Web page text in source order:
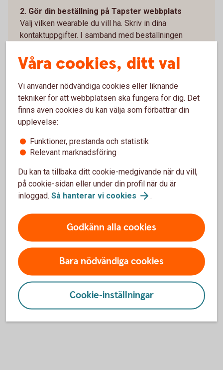
2. Gör din beställning på Tapster webbplats
Välj vilken wearable du vill ha. Skriv in dina
kontaktuppgifter. I samband med beställningen
Tapster - Revolution of payments
(gotapster.com)
3. När du har fått hem din wearable – Installera
appen Tapster
Ladda ned appen från Google Play eller AppStore.
Följ instruktionerna i appen Tapster: Contactless
wearables.
4. Koppla ihop Tapster-appen med din wearable
Följ instruktionerna i Tapster-appen: Contactless
wearables.
5. Identifiera dig i Tapster-appen
Slutför anslutningen genom att signera med Mobilt
BankID och följa instruktionerna.
6. Klart!
Du är nu redo att börja använda din wearable i butik.
Du betalar genom att blippa din wearable mot
terminalen där symbolen för kontaktlösa betalningar
Våra cookies, ditt val
Vi använder nödvändiga cookies eller liknande
tekniker för att webbplatsen ska fungera för dig. Det
finns även cookies du kan välja som förbättrar din
upplevelse:
Funktioner, prestanda och statistik
Relevant marknadsföring
Du kan ta tillbaka ditt cookie-medgivande när du vill,
på cookie-sidan eller under din profil när du är
inloggad. Så hanterar vi cookies .
Godkänn alla cookies
Bara nödvändiga cookies
Cookie-inställningar